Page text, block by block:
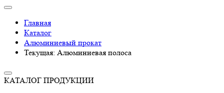
Главная
Каталог
Алюминиевый прокат
Текущая: Алюминиевая полоса
КАТАЛОГ ПРОДУКЦИИ